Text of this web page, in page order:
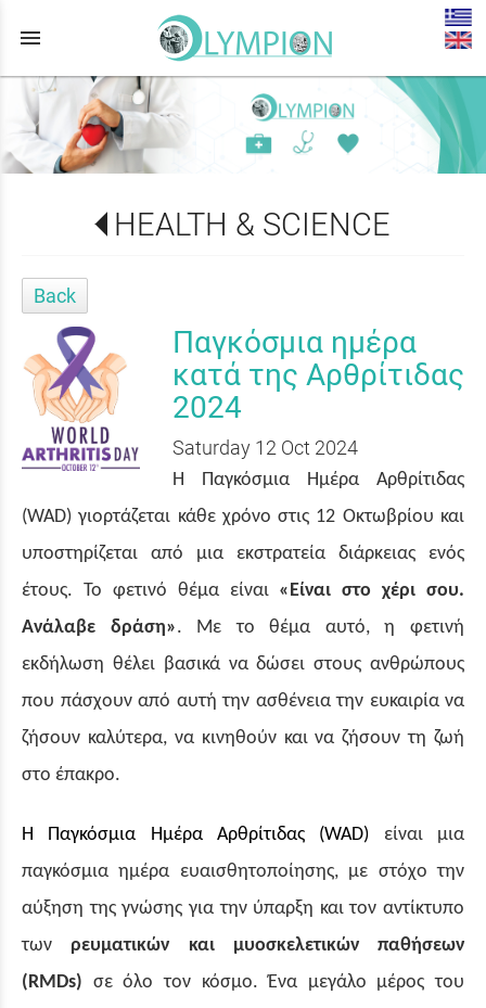
menu
HEALTH & SCIENCE
Back
Παγκόσμια ημέρα
κατά της Αρθρίτιδας
2024
Saturday 12 Oct 2024
Η Παγκόσμια Ημέρα Αρθρίτιδας
(WAD) γιορτάζεται κάθε χρόνο στις 12 Οκτωβρίου και
υποστηρίζεται από μια εκστρατεία διάρκειας ενός
έτους. Το φετινό θέμα είναι «Είναι στο χέρι σου.
Ανάλαβε
δράση». Με το θέμα αυτό, η φετινή
εκδήλωση θέλει βασικά να δώσει στους ανθρώπους
που πάσχουν από αυτή την ασθένεια την ευκαιρία να
ζήσουν καλύτερα, να κινηθούν και να ζήσουν τη ζωή
στο έπακρο.
Η Παγκόσμια Ημέρα Αρθρίτιδας (WAD)
είναι μια
παγκόσμια ημέρα ευαισθητοποίησης, με στόχο την
αύξηση της γνώσης για την ύπαρξη και τον αντίκτυπο
των
ρευματικών και μυοσκελετικών παθήσεων
(RMDs) σε όλο τον κόσμο. Ένα μεγάλο μέρος του